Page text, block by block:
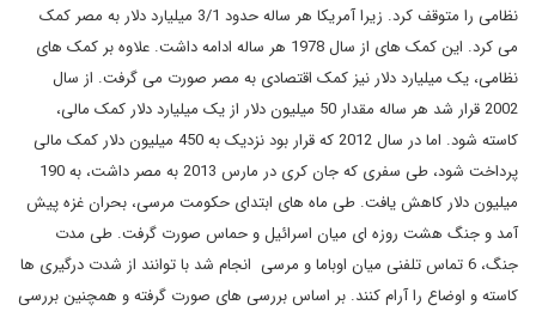
نظامی را متوقف کرد. زیرا آمریکا هر ساله حدود 3/1 میلیارد دلار به مصر کمک
می کرد. این کمک های از سال 1978 هر ساله ادامه داشت. علاوه بر کمک های
نظامی، یک میلیارد دلار نیز کمک اقتصادی به مصر صورت می گرفت. از سال
2002 قرار شد هر ساله مقدار 50 میلیون دلار از یک میلیارد دلار کمک مالی،
کاسته شود. اما در سال 2012 که قرار بود نزدیک به 450 میلیون دلار کمک مالی
پرداخت شود، طی سفری که جان کری در مارس 2013 به مصر داشت، به 190
میلیون دلار کاهش یافت. طی ماه های ابتدای حکومت مرسی، بحران غزه پیش
آمد و جنگ هشت روزه ای میان اسرائیل و حماس صورت گرفت. طی مدت
جنگ، 6 تماس تلفنی میان اوباما و مرسی انجام شد با توانند از شدت درگیری ها
کاسته و اوضاع را آرام کنند. بر اساس بررسی های صورت گرفته و همچنین بررسی